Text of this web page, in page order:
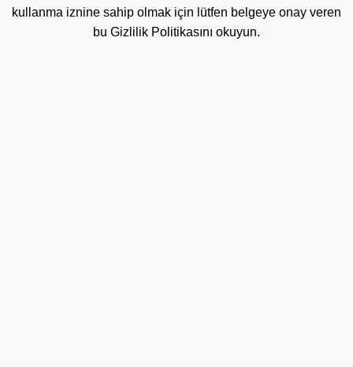
kullanma iznine sahip olmak için lütfen belgeye onay veren
bu Gizlilik Politikasını okuyun.